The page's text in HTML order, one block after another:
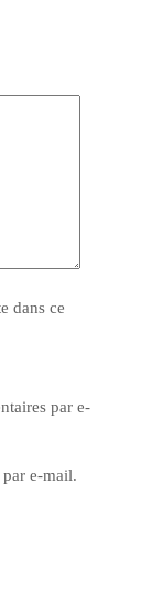
dans ce
par e-
e-mail.